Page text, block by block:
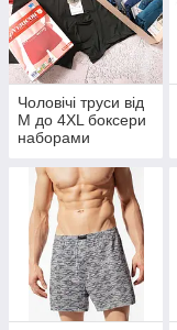
Чоловічі труси від
М до 4XL боксери
наборами